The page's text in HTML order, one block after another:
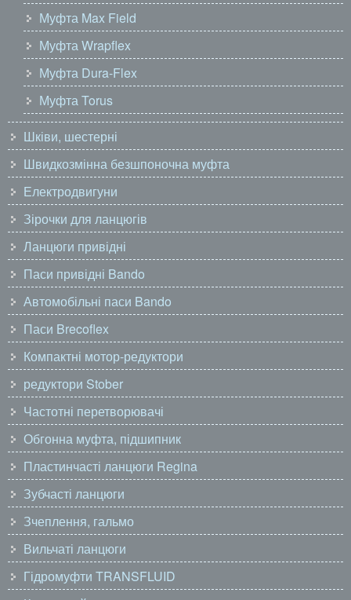
Муфта Max Field
Муфта Wrapflex
Муфта Dura-Flex
Муфта Torus
Шківи, шестерні
Швидкозмінна безшпоночна муфта
Електродвигуни
Зірочки для ланцюгів
Ланцюги привідні
Паси привідні Bando
Автомобільні паси Bando
Паси Brecoflex
Компактні мотор-редуктори
редуктори Stober
Частотні перетворювачі
Обгонна муфта, підшипник
Пластинчасті ланцюги Regina
Зубчасті ланцюги
Зчеплення, гальмо
Вильчаті ланцюги
Гідромуфти TRANSFLUID